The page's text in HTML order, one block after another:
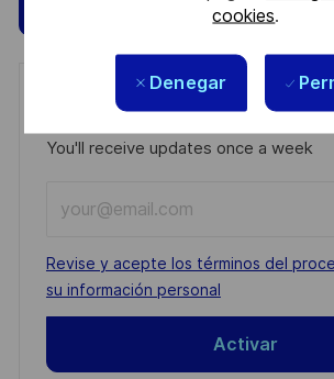
cookies.
Denegar
Get notified for similar jobs
You'll receive updates once a week
Email
address
(Required)
Required
Revise y acepte los términos del
su información personal
Activar